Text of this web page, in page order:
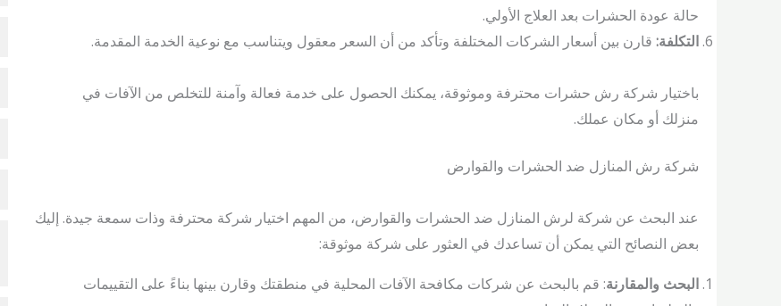
حالة عودة الحشرات بعد العلاج الأولي.
التكلفة: قارن بين أسعار الشركات المختلفة وتأكد من أن السعر معقول ويتناسب مع نوعية الخدمة المقدمة.
باختيار شركة رش حشرات محترفة وموثوقة، يمكنك الحصول على خدمة فعالة وآمنة للتخلص من الآفات في
منزلك أو مكان عملك.
شركة رش المنازل ضد الحشرات والقوارض
عند البحث عن شركة لرش المنازل ضد الحشرات والقوارض، من المهم اختيار شركة محترفة وذات سمعة جيدة. إليك
بعض النصائح التي يمكن أن تساعدك في العثور على شركة موثوقة:
البحث والمقارنة: قم بالبحث عن شركات مكافحة الآفات المحلية في منطقتك وقارن بينها بناءً على التقييمات